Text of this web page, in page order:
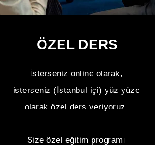
ÖZEL DERS
İsterseniz online olarak,
isterseniz (İstanbul içi) yüz yüze
olarak özel ders veriyoruz.
Size özel eğitim programı